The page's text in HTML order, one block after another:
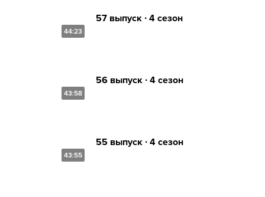
44:23
57 выпуск ∙ 4 сезон
43:58
56 выпуск ∙ 4 сезон
43:55
55 выпуск ∙ 4 сезон